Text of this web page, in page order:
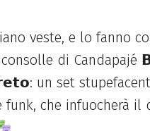
veste, e lo fanno
consolle di
un set
che infuocherà il